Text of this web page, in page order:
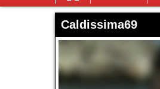
Caldissima69